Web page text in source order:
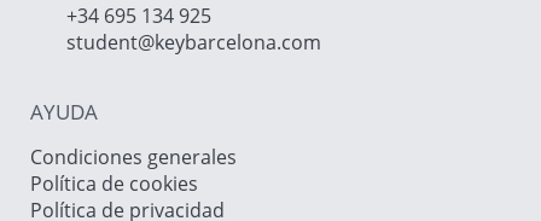
+34 695 134 925
student@keybarcelona.com
AYUDA
Condiciones generales
Política de cookies
Política de privacidad